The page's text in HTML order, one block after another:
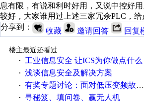
息有限，有说和利时好用，又说中控好
较好，大家谁用过上述三家冗余PLC，
分享到：
收藏 邀请回答 回复
楼主最近还看过
·
工业信息安全 让ICS为你做点什么
· 浅谈信息安全及解决方案
· 有奖专题讨论：面对低压变频故障，老手是这样解决的！
· 寻秘笈、填问卷、赢无人机